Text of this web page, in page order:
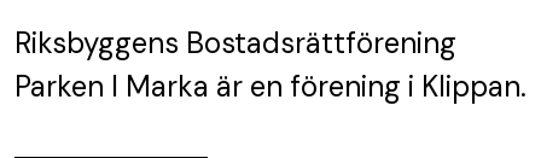
Riksbyggens Bostadsrättförening
Parken I Marka är en förening i Klippan.